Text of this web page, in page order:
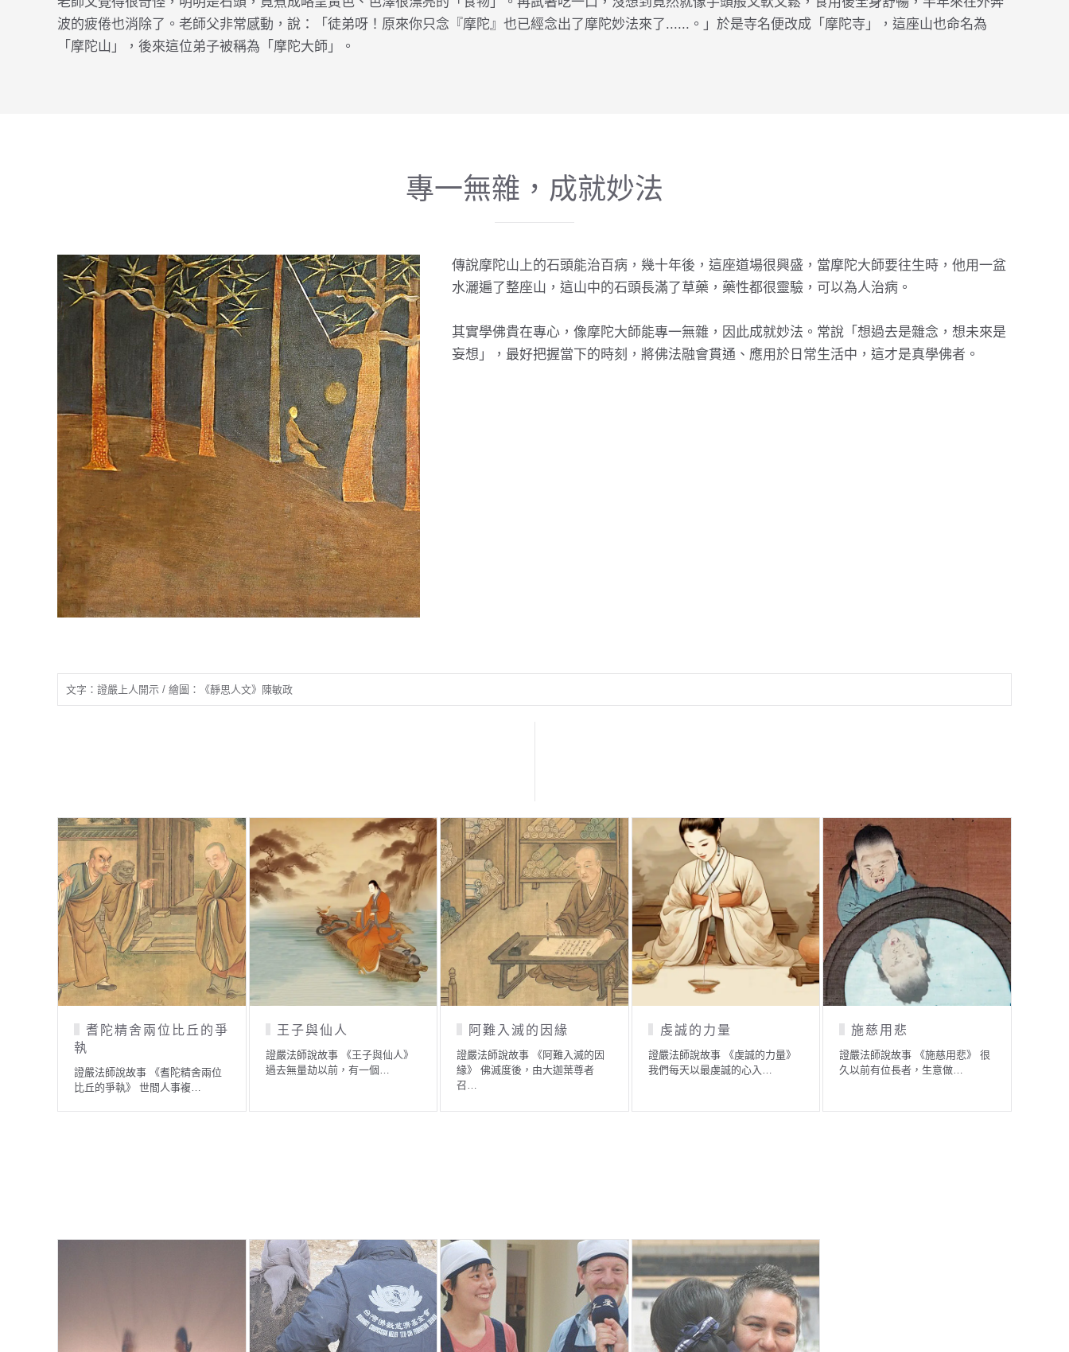
波的疲倦也消除了。老師父非常感動，說：「徒弟呀！原來你只念『摩陀』也已經念出了摩陀妙法來了......。」於是寺名便改成「摩陀寺」，這座山也命名為
「摩陀山」，後來這位弟子被稱為「摩陀大師」。
專一無雜，成就妙法
傳說摩陀山上的石頭能治百病，幾十年後，這座道場很興盛，當摩陀大師要往生時，他用一盆
水灑遍了整座山，這山中的石頭長滿了草藥，藥性都很靈驗，可以為人治病。
其實學佛貴在專心，像摩陀大師能專一無雜，因此成就妙法。常說「想過去是雜念，想未來是
妄想」，最好把握當下的時刻，將佛法融會貫通、應用於日常生活中，這才是真學佛者。
文字：證嚴上人開示 / 繪圖：《靜思人文》陳敏政
執
證嚴法師說故事 《耆陀精舍兩位
故事 《施慈用悲》 很
長者，生意做…
有正念又信根堅，不怕
證嚴法師說故事 《有正念又信根
堅，不怕外力擾亂心》 佛…
證嚴法師說故事 《貧苦夫妻中秋
賞月》 有一對貧苦夫妻，…
阿難的洗澡水
證嚴法師說故事 《阿難的洗澡
水》 阿難是佛陀的十大弟子…
入地獄行大悲的地藏菩
薩
證嚴法師說故事 《入地獄行大悲